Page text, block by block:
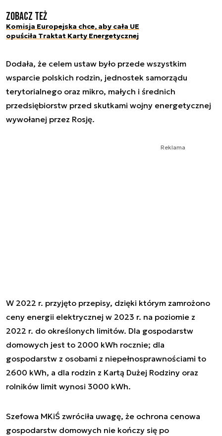
Zobacz też
Komisja Europejska chce, aby cała UE
opuściła Traktat Karty Energetycznej
Dodała, że celem ustaw było przede wszystkim
wsparcie polskich rodzin, jednostek samorządu
terytorialnego oraz mikro, małych i średnich
przedsiębiorstw przed skutkami wojny energetycznej
wywołanej przez Rosję.
Reklama
W 2022 r. przyjęto przepisy, dzięki którym zamrożono
ceny energii elektrycznej w 2023 r. na poziomie z
2022 r. do określonych limitów. Dla gospodarstw
domowych jest to 2000 kWh rocznie; dla
gospodarstw z osobami z niepełnosprawnościami to
2600 kWh, a dla rodzin z Kartą Dużej Rodziny oraz
rolników limit wynosi 3000 kWh.
Szefowa MKiŚ zwróciła uwagę, że ochrona cenowa
gospodarstw domowych nie kończy się po